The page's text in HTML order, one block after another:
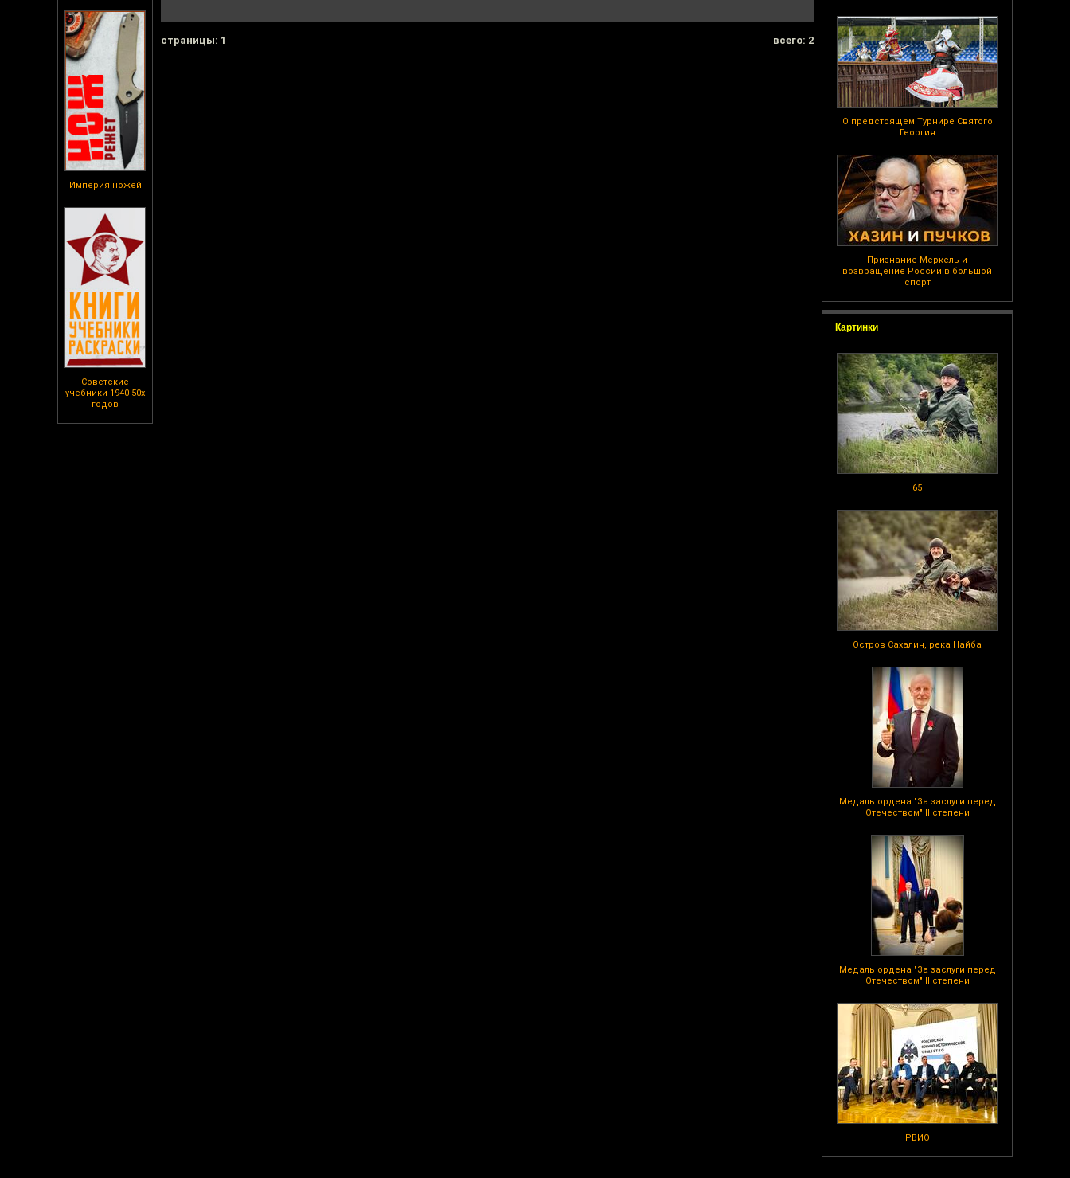
Империя ножей
Советские
учебники 1940-50х
годов
О предстоящем Турнире Святого
Георгия
Признание Меркель и
возвращение России в большой
спорт
Картинки
65
Остров Сахалин, река Найба
Медаль ордена "За заслуги перед
Отечеством" II степени
Медаль ордена "За заслуги перед
Отечеством" II степени
РВИО
cтраницы: 1 всего: 2